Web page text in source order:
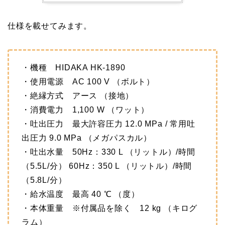
仕様を載せてみます。
・機種 HIDAKA HK-1890
・使用電源 AC 100 V （ボルト）
・絶縁方式 アース （接地）
・消費電力 1,100 W （ワット）
・吐出圧力 最大許容圧力 12.0 MPa / 常用吐
出圧力 9.0 MPa （メガパスカル）
・吐出水量 50Hz：330 L （リットル）/時間
（5.5L/分） 60Hz：350 L （リットル）/時間
（5.8L/分）
・給水温度 最高 40 ℃ （度）
・本体重量 ※付属品を除く 12 kg （キログ
ラム）